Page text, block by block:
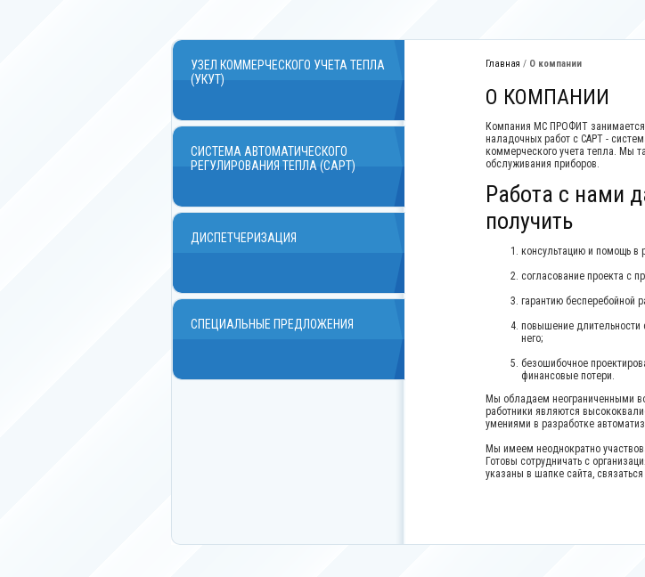
УЗЕЛ КОММЕРЧЕСКОГО УЧЕТА ТЕПЛА
(УКУТ)
СИСТЕМА АВТОМАТИЧЕСКОГО
РЕГУЛИРОВАНИЯ ТЕПЛА (САРТ)
ДИСПЕТЧЕРИЗАЦИЯ
СПЕЦИАЛЬНЫЕ ПРЕДЛОЖЕНИЯ
Главная / О компании
О КОМПАНИИ
Компания МС ПРОФИТ занимается
наладочных работ с САРТ -
коммерческого учета тепла. Мы
обслуживания приборов.
Работа с нами
получить
консультацию и помощь в
согласование проекта с
гарантию бесперебойной
повышение длительности
него;
безошибочное
финансовые потери.
Мы обладаем неограниченными
работники являются
умениями в разработке
Мы имеем неоднократно
Готовы сотрудничать с
указаны в шапке сайта,